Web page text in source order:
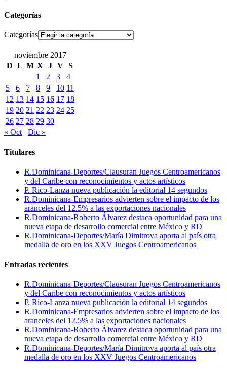
Categorías
Categorías
noviembre 2017
D L M X J V S
1
2 3
4
5
6 7 8 9 10 11
12 13 14 15 16 17 18
19 20 21 22 23 24 25
26 27 28 29 30
« Oct
Dic »
Titulares
R.Dominicana-Deportes/Clausuran Juegos Centroamericanos
y del Caribe con reconocimientos y actos artísticos
P. Rico-Lanza nueva publicación la editorial 14 segundos
R.Dominicana-Empresarios advierten sobre el impacto de los
aranceles del 12.5% a las exportaciones nacionales
R.Dominicana-Roberto Álvarez destaca oportunidad para una
nueva etapa de desarrollo comercial entre México y RD
R.Dominicana-Deportes/María Dimitrova aporta al país otra
medalla de oro en los XXV Juegos Centroamericanos
Entradas recientes
R.Dominicana-Deportes/Clausuran Juegos Centroamericanos
y del Caribe con reconocimientos y actos artísticos
P. Rico-Lanza nueva publicación la editorial 14 segundos
R.Dominicana-Empresarios advierten sobre el impacto de los
aranceles del 12.5% a las exportaciones nacionales
R.Dominicana-Roberto Álvarez destaca oportunidad para una
nueva etapa de desarrollo comercial entre México y RD
R.Dominicana-Deportes/María Dimitrova aporta al país otra
medalla de oro en los XXV Juegos Centroamericanos